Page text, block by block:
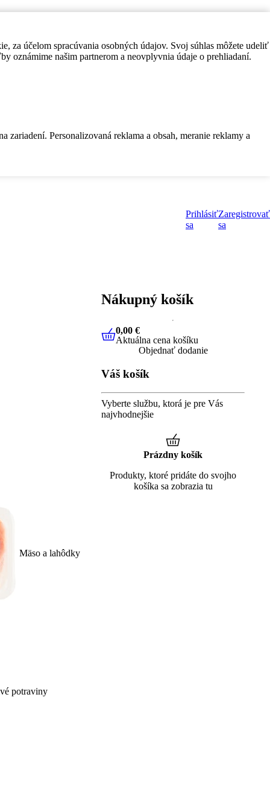
za účelom spracúvania osobných údajov. Svoj súhlas môžete udeliť
oznámime našim partnerom a neovplyvnia údaje o prehliadaní.
Personalizovaná reklama a obsah, meranie reklamy a
Prihlásiť
sa
Zaregistrovať
sa
Mäso a lahôdky
potraviny
Nákupný košík
0,00 €Aktuálna cena košíku
0,00 €
Aktuálna cena košíku
Objednať dodanie
Váš košík
Vyberte službu, ktorá je pre Vás
najvhodnejšie
Prázdny košík
Produkty, ktoré pridáte do svojho
košíka sa zobrazia tu